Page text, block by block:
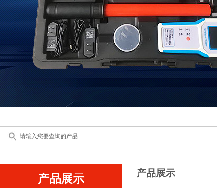
产品展示 产品展示